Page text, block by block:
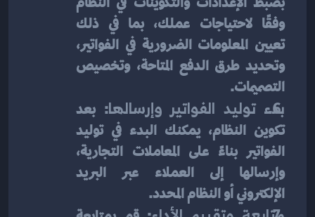
التصميمات.
بدء توليد الفواتير وإرسالها : بعد
تكوين النظام، يمكنك البدء في توليد
وإرسالها إلى العملاء عبر البريد
الإلكتروني أو النظام المحدد.